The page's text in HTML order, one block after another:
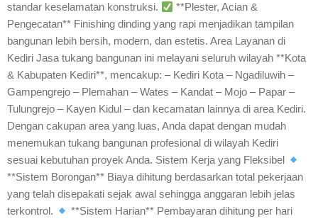
standar keselamatan konstruksi.
**Plester, Acian &
Pengecatan** Finishing dinding yang rapi menjadikan tampilan
bangunan lebih bersih, modern, dan estetis. Area Layanan di
Kediri Jasa tukang bangunan ini melayani seluruh wilayah **Kota
& Kabupaten Kediri**, mencakup: – Kediri Kota – Ngadiluwih –
Gampengrejo – Plemahan – Wates – Kandat – Mojo – Papar –
Tulungrejo – Kayen Kidul – dan kecamatan lainnya di area Kediri.
Dengan cakupan area yang luas, Anda dapat dengan mudah
menemukan tukang bangunan profesional di wilayah Kediri
sesuai kebutuhan proyek Anda. Sistem Kerja yang Fleksibel
**Sistem Borongan** Biaya dihitung berdasarkan total pekerjaan
yang telah disepakati sejak awal sehingga anggaran lebih jelas
terkontrol.
**Sistem Harian** Pembayaran dihitung per hari